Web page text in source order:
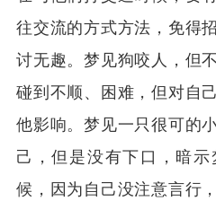
往交流的方式方法，免得
讨无趣。梦见狗咬人，但
碰到不顺、困难，但对自
他影响。梦见一只很可的
己，但是没有下口，暗
候，因为自己没注意言行